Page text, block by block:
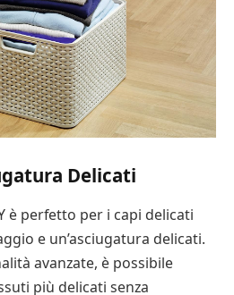
Delicati
è perfetto per i capi delicati
e un’asciugatura delicati.
avanzate, è possibile
più delicati senza